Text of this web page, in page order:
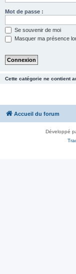
Mot de passe :
Se souvenir de moi
Masquer ma présence
Cette catégorie ne contient
Accueil du forum
Développé